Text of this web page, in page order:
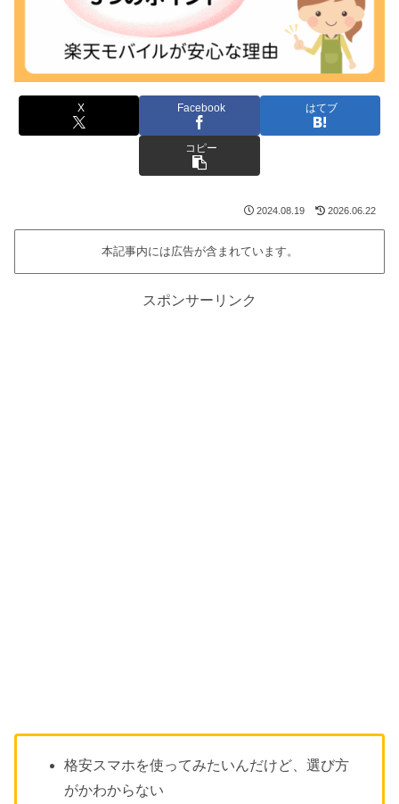
X Facebook はてブ
コピー
2024.08.19 2026.06.22
本記事内には広告が含まれています。
スポンサーリンク
格安スマホを使ってみたいんだけど、選び方
がかわからない